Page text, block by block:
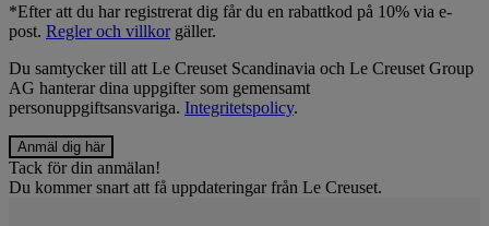
*Efter att du har registrerat dig får du en rabattkod på 10% via e-
post. Regler och villkorgäller.
Du samtycker till att Le Creuset Scandinavia och Le Creuset Group
AG hanterar dina uppgifter som gemensamt
personuppgiftsansvariga. Integritetspolicy.
Tack för din anmälan!
Du kommer snart att få uppdateringar från Le Creuset.